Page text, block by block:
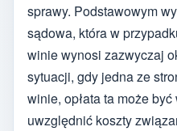
sprawy. Podstawowym
sądowa, która w
winie wynosi zazwyczaj
sytuacji, gdy jedna ze
winie, opłata ta może
uwzględnić koszty